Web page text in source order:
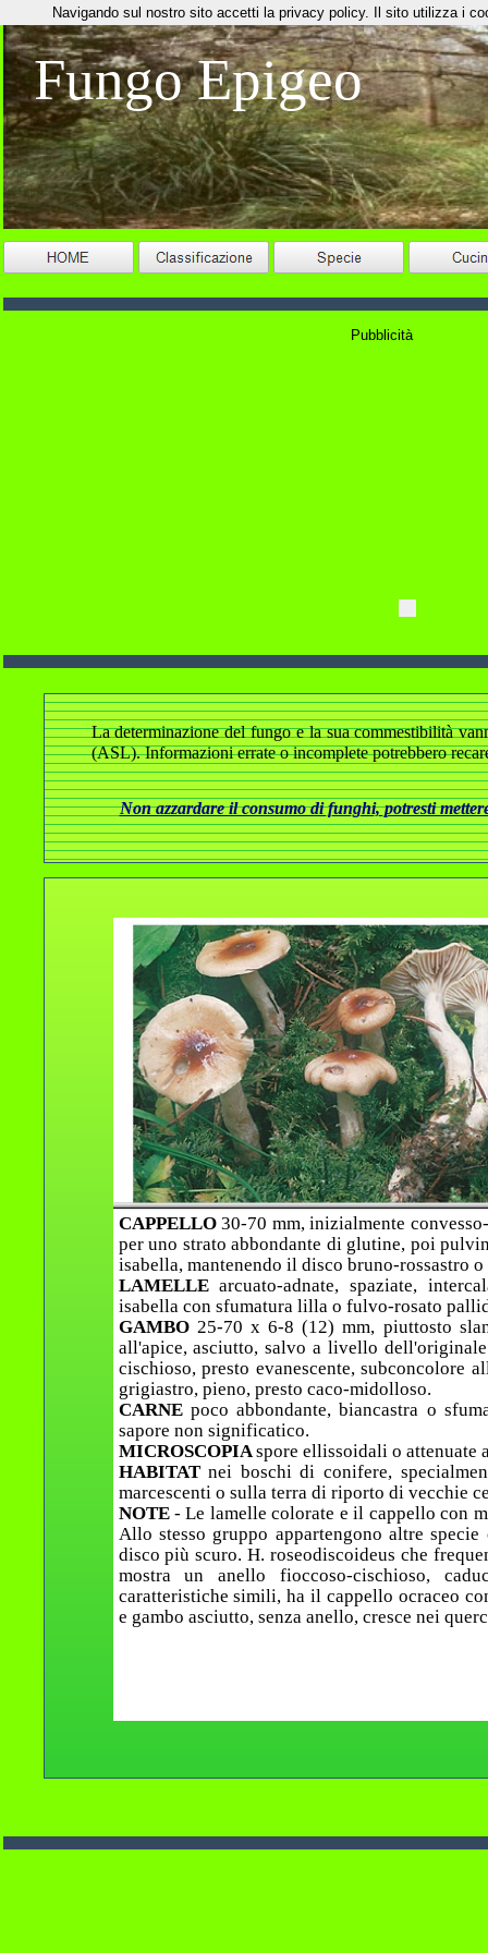
Fungo Epigeo
Pubblicità
La determinazione del fungo e la sua commestibilità
(ASL). Informazioni errate o incomplete potrebbero
Non azzardare il consumo di funghi, potresti
CAPPELLO 30-70 mm, inizialmente
per uno strato abbondante di glutine, poi
isabella, mantenendo il disco bruno-rossastro
LAMELLEarcuato-adnate, spaziate,
isabella con sfumatura lilla o fulvo-rosato
GAMBO 25-70 x 6-8 (12) mm, piuttosto
all'apice, asciutto, salvo a livello
cischioso, presto evanescente, subconcolore
grigiastro, pieno, presto caco-midolloso.
CARNE poco abbondante, biancastra o
sapore non significatico.
MICROSCOPIAspore ellissoidali o attenuate
HABITATnei boschi di conifere,
marcescenti o sulla terra di riporto di vecchie
NOTE - Le lamelle colorate e il cappello con
Allo stesso gruppo appartengono altre
disco più scuro. H. roseodiscoideus che
mostra un anello fioccoso-cischioso,
caratteristiche simili, ha il cappello ocraceo
e gambo asciutto, senza anello, cresce nei
Navigando sul nostro sito accetti la privacy policy. Il sito utilizza i